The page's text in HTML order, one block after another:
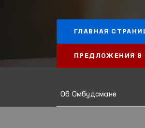
ГЛАВНАЯ
ПРЕДЛОЖЕНИЯ В
Об Омбудсмане